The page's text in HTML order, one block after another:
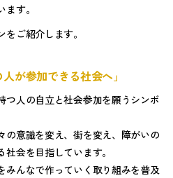
す。
ご紹介します。
が参加できる社会へ」
つ人の自立と社会参加を願うシンボ
の意識を変え、街を変え、障がいの
会を目指しています。
みんなで作っていく取り組みを普及